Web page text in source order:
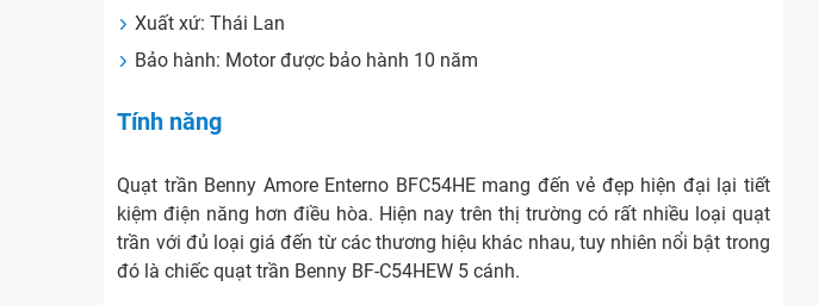
Xuất xứ: Thái Lan
Bảo hành: Motor được bảo hành 10 năm
Tính năng
Quạt trần Benny Amore Enterno BFC54HE mang đến vẻ đẹp hiện đại lại tiết
kiệm điện năng hơn điều hòa. Hiện nay trên thị trường có rất nhiều loại quạt
trần với đủ loại giá đến từ các thương hiệu khác nhau, tuy nhiên nổi bật trong
đó là chiếc quạt trần Benny BF-C54HEW 5 cánh.